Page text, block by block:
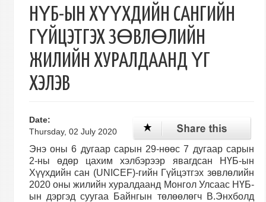
НҮБ-ЫН ХҮҮХДИЙН САНГИЙН
ГҮЙЦЭТГЭХ ЗӨВЛӨЛИЙН
ЖИЛИЙН ХУРАЛДААНД ҮГ
ХЭЛЭВ
Date:
Thursday, 02 July 2020
Энэ оны 6 дугаар сарын 29-нөөс 7 дугаар сарын
2-ны өдөр цахим хэлбэрээр явагдсан НҮБ-ын
Хүүхдийн сан (UNICEF)-гийн Гүйцэтгэх зөвлөлийн
2020 оны жилийн хуралдаанд Монгол Улсаас НҮБ-
ын дэргэд суугаа Байнгын төлөөлөгч В.Энхболд